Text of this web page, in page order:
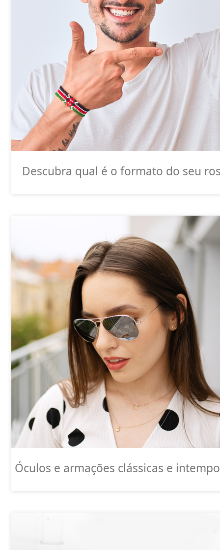
Descubra qual é o formato do seu
Óculos e armações clássicas e